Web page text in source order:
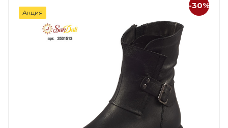
-30%
Акция